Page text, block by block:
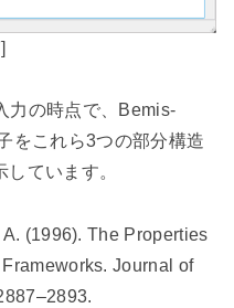
力の時点で、 Bemis-
をこれら3つの部分構造
ています。
(1996). The Properties
Journal of